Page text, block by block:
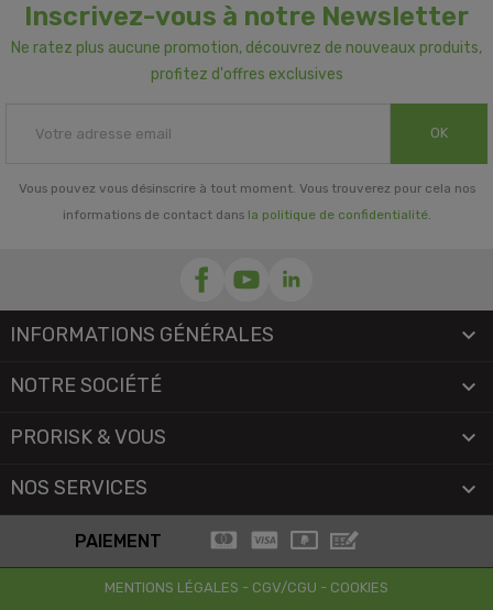
Inscrivez-vous à notre Newsletter
Ne ratez plus aucune promotion, découvrez de nouveaux produits,
profitez d'offres exclusives
OK
Vous pouvez vous désinscrire à tout moment. Vous trouverez pour cela nos
informations de contact dans la politique de confidentialité.
INFORMATIONS GÉNÉRALES 
NOTRE SOCIÉTÉ 
PRORISK & VOUS 
NOS SERVICES 
PAIEMENT
MENTIONS LÉGALES - CGV/CGU - COOKIES